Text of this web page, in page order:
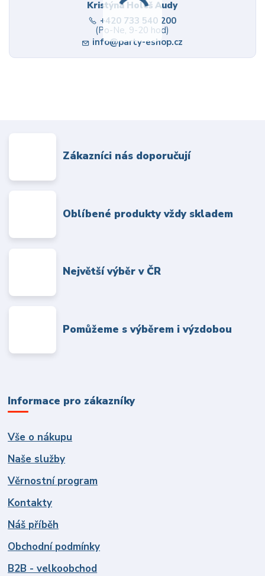
Kristýna Holeš Audy
+420 733 540 200
(Po-Ne, 9-20 hod)
info@party-eshop.cz
Zákazníci nás doporučují
Oblíbené produkty vždy skladem
Největší výběr v ČR
Pomůžeme s výběrem i výzdobou
Informace pro zákazníky
Vše o nákupu
Naše služby
Věrnostní program
Kontakty
Náš příběh
Obchodní podmínky
B2B - velkoobchod